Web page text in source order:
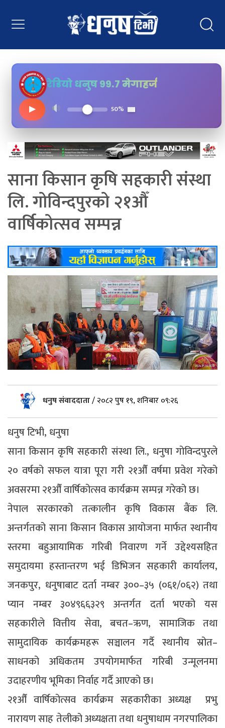
रेडियो धनुष ९९.७ मेगाहर्ज
▶
50%
साना किसान कृषि सहकारी संस्था
लि. गोविन्दपुरको २१औँ
वार्षिकोत्सव सम्पन्न
धनुष संवाददाता/२०८२ पुष १९, शनिबार ०९:२६
धनुष टिभी, धनुषा
साना किसान कृषि सहकारी संस्था लि., धनुषा गोविन्दपुरले
२० वर्षको सफल यात्रा पूरा गरी २१औँ वर्षमा प्रवेश गरेको
अवसरमा २१औँ वार्षिकोत्सव कार्यक्रम सम्पन्न गरेको छ।
नेपाल सरकारको तत्कालीन कृषि विकास बैंक लि.
अन्तर्गतको साना किसान विकास आयोजना मार्फत स्थानीय
स्तरमा बहुआयामिक गरिबी निवारण गर्ने उद्देश्यसहित
समुदायमा हस्तान्तरण भई डिभिजन सहकारी कार्यालय,
जनकपुर, धनुषाबाट दर्ता नम्बर ३००–३५ (०६१/०६२) तथा
प्यान नम्बर ३०४९६६३२९ अन्तर्गत दर्ता भएको यस
सहकारीले वित्तीय सेवा, बचत–ऋण, सामाजिक तथा
सामुदायिक कार्यक्रमहरू सञ्चालन गर्दै स्थानीय स्रोत–
साधनको अधिकतम उपयोगमार्फत गरिबी उन्मूलनमा
उदाहरणीय भूमिका निर्वाह गर्दै आएको छ।
२१औँ वार्षिकोत्सव कार्यक्रम सहकारीका अध्यक्ष प्रभु
नारायण साह तेलीको अध्यक्षता तथा धनुषाधाम नगरपालिका